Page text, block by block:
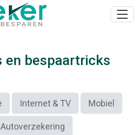
en bespaartricks
Internet & TV Mobiel
Autoverzekering